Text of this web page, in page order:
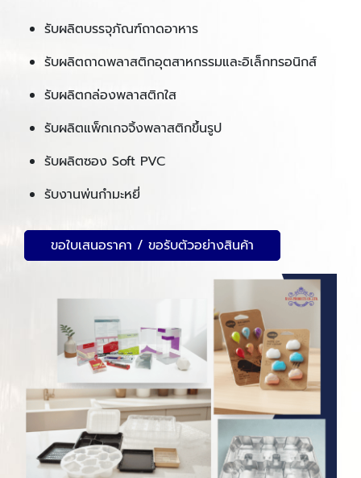
รับผลิตบรรจุภัณฑ์ถาดอาหาร
รับผลิตถาดพลาสติกอุตสาหกรรมและอิเล็กทรอนิกส์
รับผลิตกล่องพลาสติกใส
รับผลิตแพ็กเกจจิ้งพลาสติกขึ้นรูป
รับผลิตซอง Soft PVC
รับงานพ่นกำมะหยี่
ขอใบเสนอราคา / ขอรับตัวอย่างสินค้า